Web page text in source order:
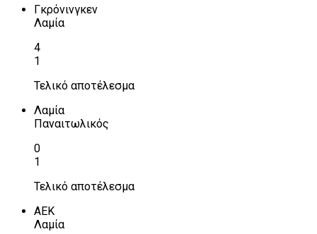
Γκρόνινγκεν
Λαμία
4
1
Τελικό αποτέλεσμα
Λαμία
Παναιτωλικός
0
1
Τελικό αποτέλεσμα
ΑΕΚ
Λαμία